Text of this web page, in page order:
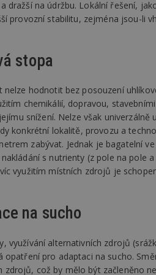
dražší na údržbu. Lokální řešení,
provozní stabilitu, zejména jsou-li
stopa
nelze hodnotit bez posouzení
chemikálií, dopravou,
snížení. Nelze však
konkrétní lokalitě, provozu a
zabývat. Jednak je bagatelní
s nutrienty (z pole na pole
využitím místních zdrojů je
na sucho
využívání alternativních zdrojů
opatření pro adaptaci na sucho.
zdrojů, což by mělo být začleněno
.estav.cz
_ga
Google
LLC
.estav.cz
TDID
id
sssp_session
ui
cct
_hjSession_170189
cct
ibbid